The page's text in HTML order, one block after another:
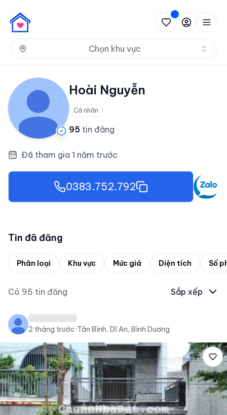
Chọn khu vực
Hoài Nguyễn
Cá nhân
95 tin đăng
Đã tham gia 1 năm trước
0383.752.792
Tin đã đăng
Phân loại Khu vực Mức giá Diện tích Số
Có 95 tin đăng Sắp xếp
2 tháng trước·Tân Bình, Dĩ An, Bình Dương